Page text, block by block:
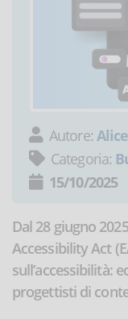
Autore:
Categoria:
15/10/2025
Dal 28 giugno
Accessibility Act
sull’accessibilità:
progettisti di